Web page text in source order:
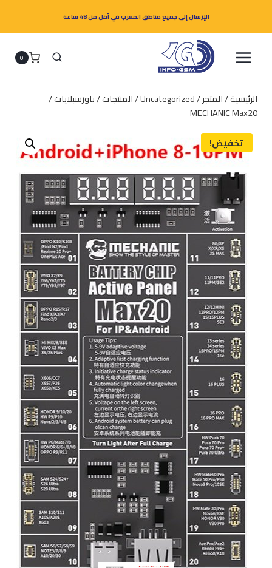
المحتوى
الإرسال إلى جميع مناطق المغرب في أقل من 48 ساعة
0
الرئيسية/المتجر/
Uncategorized
/المنتجات/باورسبلايات/
MECHANIC Max20
تخفيض!